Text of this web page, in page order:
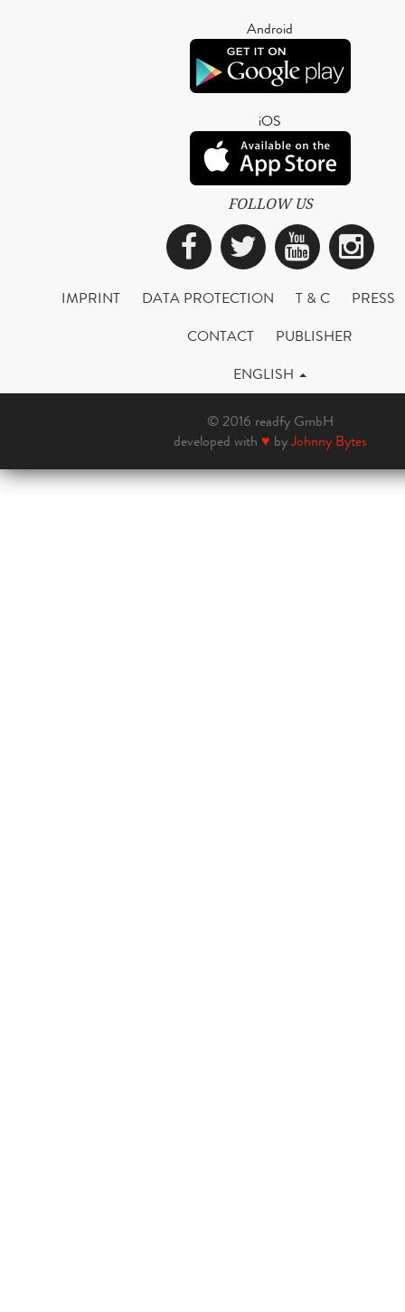
Android
iOS
FOLLOW US
Facebook
Twitter
IMPRINT DATA PROTECTION T & C
PRESS
CONTACT
PUBLISHER
ENGLISH
© 2016 readfy GmbH
developed with ♥ byJohnny Bytes